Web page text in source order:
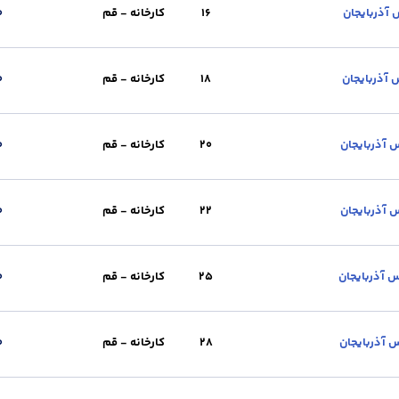
:کارخانه - قم طول (m) : 12 وزن شاخه (kg) : 16 کارخانه - قم
:کارخانه - قم طول (m) : 12 وزن شاخه (kg) : 18 کارخانه - قم
:کارخانه - قم طول (m) : 12 وزن شاخه (kg) : 20 کارخانه - قم
:کارخانه - قم طول (m) : 12 وزن شاخه (kg) : 22 کارخانه - قم
:کارخانه - قم طول (m) : 12 وزن شاخه (kg) : 25 کارخانه - قم
:کارخانه - قم طول (m) : 12 وزن شاخه (kg) : 28 کارخانه - قم